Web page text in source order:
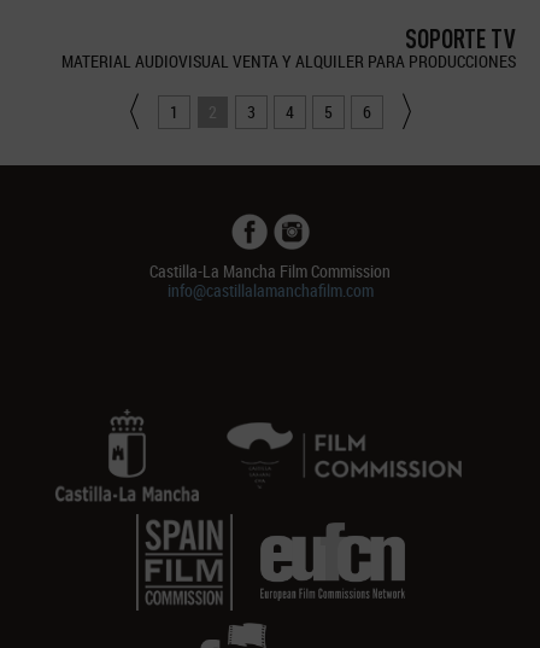
SOPORTE TV
MATERIAL AUDIOVISUAL VENTA Y ALQUILER PARA PRODUCCIONES
1 2 3 4 5 6
Castilla-La Mancha Film Commission
info@castillalamanchafilm.com